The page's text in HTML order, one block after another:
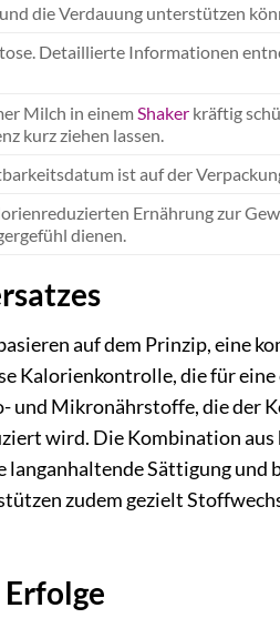
die Verdauung unterstützen
Detaillierte Informationen
Milch in einem Shakerkräftig
kurz ziehen lassen.
ist auf der
Ernährung zur
dienen.
auf dem Prinzip, eine
Kalorienkontrolle, die für
und Mikronährstoffe, die der
wird. Die Kombination
Sättigung und
zudem gezielt